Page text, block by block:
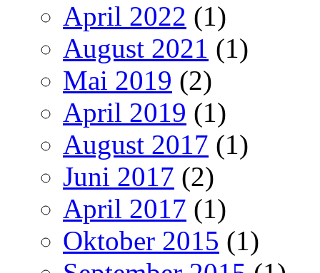
April 2022 (1)
August 2021 (1)
Mai 2019 (2)
April 2019 (1)
August 2017 (1)
Juni 2017 (2)
April 2017 (1)
Oktober 2015 (1)